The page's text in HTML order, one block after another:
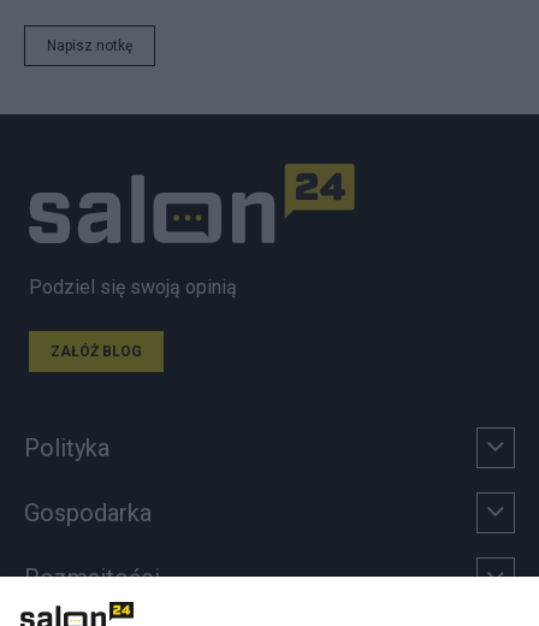
Napisz notkę
Podziel się swoją opinią
ZAŁÓŻ BLOG
Polityka
Gospodarka
Rozmaitości